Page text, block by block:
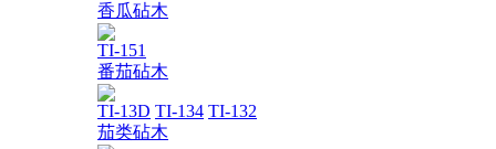
香瓜砧木
TI-151
番茄砧木
TI-13D TI-134 TI-132
茄类砧木